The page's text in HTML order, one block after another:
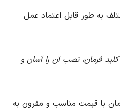
به طور قابل اعتماد عمل
فرمان، نصب آن را آسان و
با قیمت مناسب و مقرون به